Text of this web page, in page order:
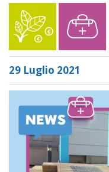
29 Luglio 2021